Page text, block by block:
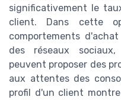
significativement le
client. Dans cette
comportements
des réseaux
peuvent proposer des
aux attentes des
profil d'un client